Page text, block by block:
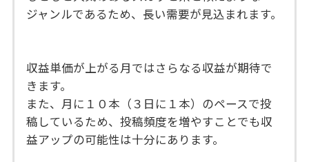
ジャンルであるため、長い需要が見込まれます。
収益単価が上がる月ではさらなる収益が期待で
きます。
また、月に１０本（３日に１本）のペースで投
稿しているため、投稿頻度を増やすことでも収
益アップの可能性は十分にあります。